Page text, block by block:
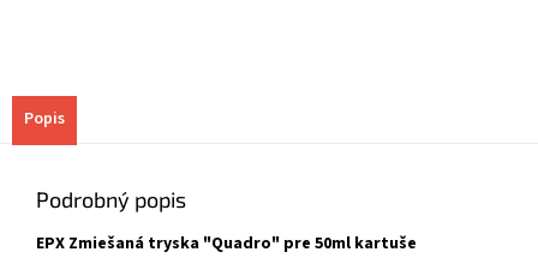
Popis
Podrobný popis
EPX Zmiešaná tryska "Quadro" pre 50ml kartuše